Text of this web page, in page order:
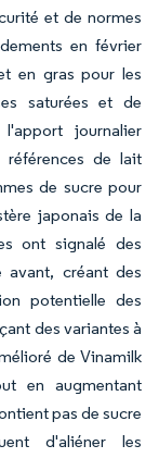
et de normes
en février
en gras pour les
saturées et de
journalier
références de lait
de sucre pour
japonais de la
ont signalé des
avant, créant des
potentielle des
des variantes à
de Vinamilk
en augmentant
pas de sucre
d'aliéner les